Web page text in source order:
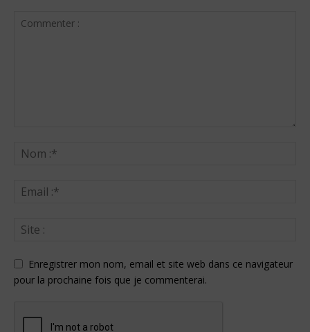
Enregistrer mon nom, email et site web dans ce navigateur
pour la prochaine fois que je commenterai.